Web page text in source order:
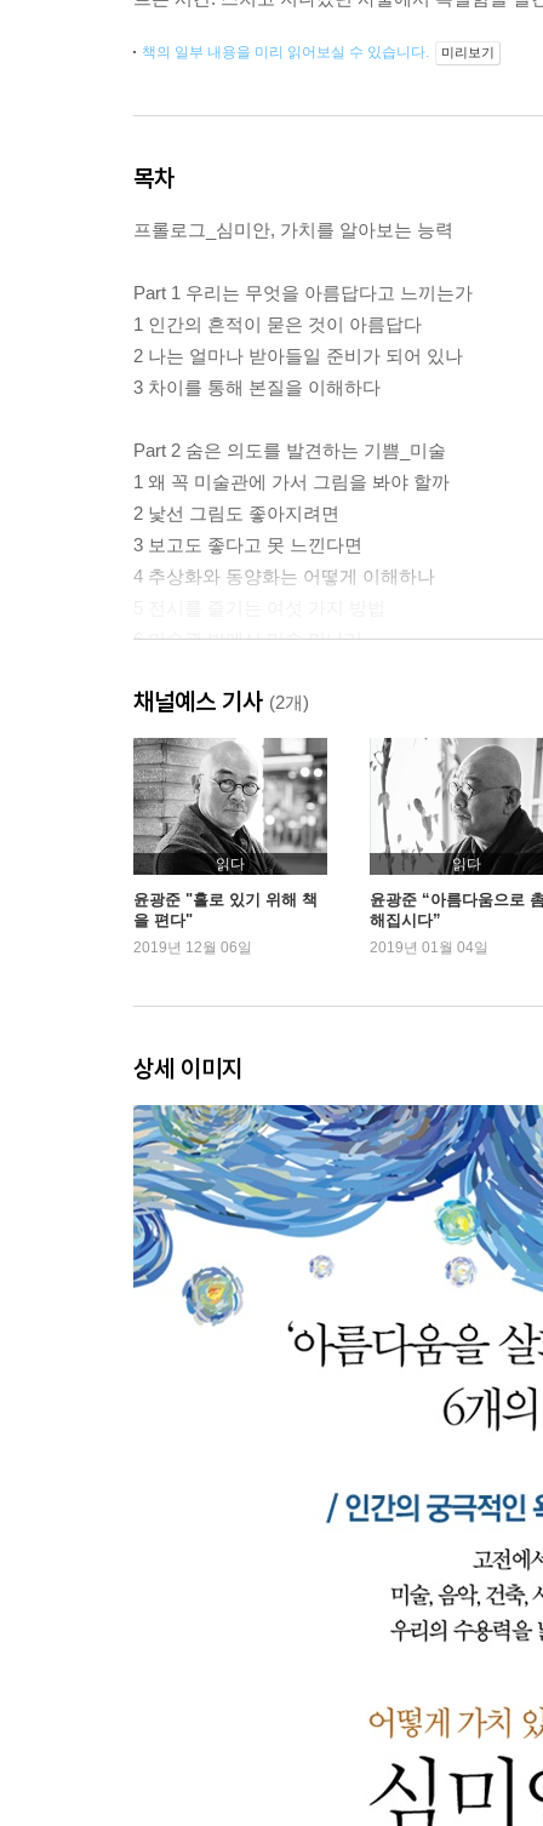
책의 일부 내용을 미리 읽어보실 수 있습니다. 미리보기
목차
프롤로그_심미안, 가치를 알아보는 능력
Part 1 우리는 무엇을 아름답다고 느끼는가
1 인간의 흔적이 묻은 것이 아름답다
2 나는 얼마나 받아들일 준비가 되어 있나
3 차이를 통해 본질을 이해하다
Part 2 숨은 의도를 발견하는 기쁨_미술
1 왜 꼭 미술관에 가서 그림을 봐야 할까
2 낯선 그림도 좋아지려면
3 보고도 좋다고 못 느낀다면
4 추상화와 동양화는 어떻게 이해하나
6 미술관 밖에서 미술 만나기
Part 3 지금 이 순간만 사는 행복_음악
1 시간의 질서를 느끼다
2 사라지기에 가슴에 남는다
3 우리는 왜 국악이 지겨울까
4 거듭 부활하는 아름다움, 클래식
5 귀가 예민해야 음악을 좋아하게 될까
6 음악을 즐기는 능력이 계속 성장하려면
Part 4 나를 둘러싼 공간이 확장되는 마술_건축
4 드러나지 않은 부분까지 살펴보기
5 인간의 삶을 통째로 바꾸는 종합예술
6 좋은 건물에서는 데이트가 잘 된다
Part 5 인생에서 정말 중요한 것에 주목하는 힘_사
1 가장 손에 쉽게 잡을 수 있는 행복의 기술
2 쉬운 만큼 갈증은 크다
3 똑같은 것을 얼마나 ‘다르게’
4 사진은 시간을 가두는 예술
5 우연인 것처럼 보이는 치밀한 계산
1 디자인은 곧 사물의 진화이다
2 사물의 본질적인 가치를 발견하는 일
4 일상이 아름다우면 결핍을 느끼지 않는다
채널예스 기사 (2개)
읽다
윤광준 "홀로 있기 위해 책
을 편다"
2019년 12월 06일
읽다
윤광준 “아름다움으로
해집시다”
2019년 01월 04일
상세 이미지